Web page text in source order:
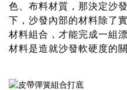
色、布料材質，那決定沙
下，沙發內部的材料除了
材料組合，才能完成一組
材料是造就沙發軟硬度的